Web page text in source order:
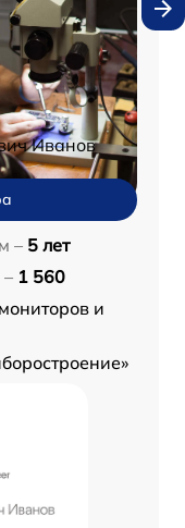
Иванов
– 5 лет
1 560
и